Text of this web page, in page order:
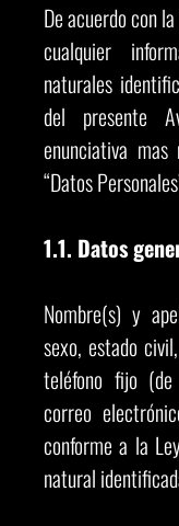
De acuerdo con
cualquier
naturales
del presente
enunciativa
“Datos
1.1. Datos
Nombre(s) y
sexo, estado
teléfono fijo
correo
conforme a la
natural